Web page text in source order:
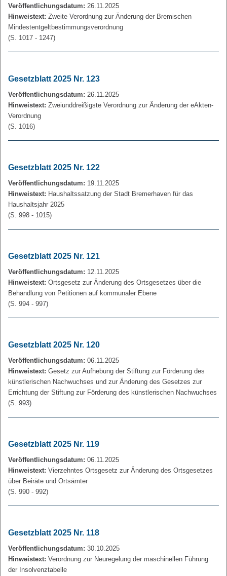
Veröffentlichungsdatum: 26.11.2025
Hinweistext: Zweite Verordnung zur Änderung der Bremischen
Mindestentgeltbestimmungsverordnung
(S. 1017 - 1247)
Gesetzblatt 2025 Nr. 123
Veröffentlichungsdatum: 26.11.2025
Hinweistext: Zweiunddreißigste Verordnung zur Änderung der eAkten-
Verordnung
(S. 1016)
Gesetzblatt 2025 Nr. 122
Veröffentlichungsdatum: 19.11.2025
Hinweistext: Haushaltssatzung der Stadt Bremerhaven für das
Haushaltsjahr 2025
(S. 998 - 1015)
Gesetzblatt 2025 Nr. 121
Veröffentlichungsdatum: 12.11.2025
Hinweistext: Ortsgesetz zur Änderung des Ortsgesetzes über die
Behandlung von Petitionen auf kommunaler Ebene
(S. 994 - 997)
Gesetzblatt 2025 Nr. 120
Veröffentlichungsdatum: 06.11.2025
Hinweistext: Gesetz zur Aufhebung der Stiftung zur Förderung des
künstlerischen Nachwuchses und zur Änderung des Gesetzes zur
Errichtung der Stiftung zur Förderung des künstlerischen Nachwuchses
(S. 993)
Gesetzblatt 2025 Nr. 119
Veröffentlichungsdatum: 06.11.2025
Hinweistext: Vierzehntes Ortsgesetz zur Änderung des Ortsgesetzes
über Beiräte und Ortsämter
(S. 990 - 992)
Gesetzblatt 2025 Nr. 118
Veröffentlichungsdatum: 30.10.2025
Hinweistext: Verordnung zur Neuregelung der maschinellen Führung
der Insolvenztabelle